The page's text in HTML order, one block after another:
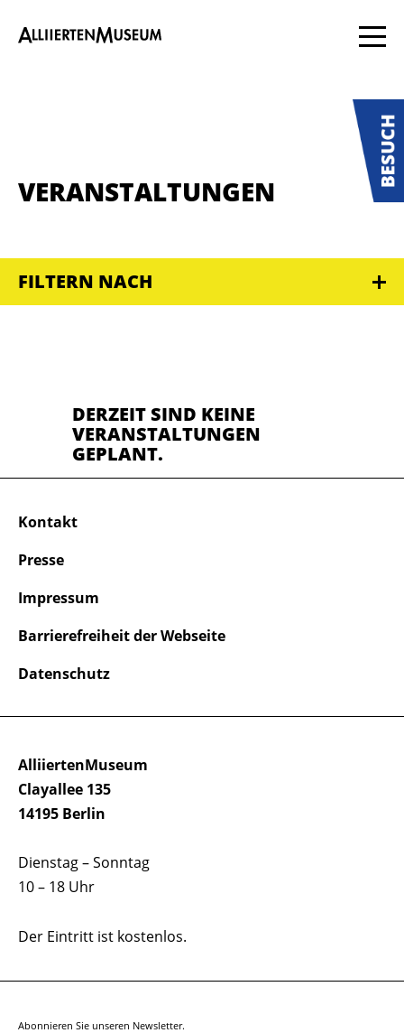
VERANSTALTUNGEN
FILTERN NACH
DERZEIT SIND KEINE
VERANSTALTUNGEN
GEPLANT.
AlliiertenMuseum
Clayallee 135
14195 Berlin
Dienstag – Sonntag
10 – 18 Uhr
Der Eintritt ist kostenlos.
Kontakt
Presse
Impressum
Barrierefreiheit der Webseite
Datenschutz
Abonnieren Sie unseren Newsletter.